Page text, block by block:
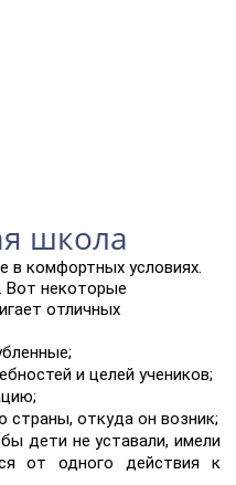
школа
в комфортных условиях.
Вот некоторые
отличных
и целей учеников;
страны, откуда он возник;
дети не уставали, имели
от одного действия к